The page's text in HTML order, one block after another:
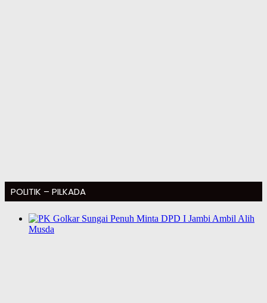
POLITIK – PILKADA